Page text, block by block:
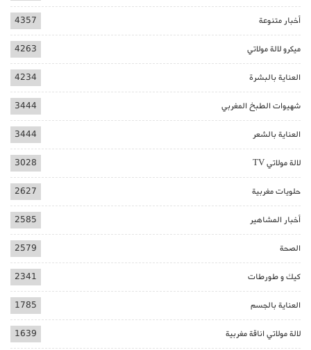
أخبار متنوعة 4357
ميكرو لالة مولاتي 4263
العناية بالبشرة 4234
شهيوات الطبخ المغربي 3444
العناية بالشعر 3444
لالة مولاتي TV 3028
حلويات مغربية 2627
أخبار المشاهير 2585
الصحة 2579
كيك و طورطات 2341
العناية بالجسم 1785
لالة مولاتي اناقة مغربية 1639